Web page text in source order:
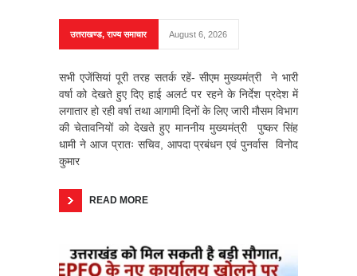
उत्तराखण्ड,राज्य समाचार August 6, 2026
सभी एजेंसियां पूरी तरह सतर्क रहें- सीएम मुख्यमंत्री ने भारी
वर्षा को देखते हुए दिए हाई अलर्ट पर रहने के निर्देश प्रदेश में
लगातार हो रही वर्षा तथा आगामी दिनों के लिए जारी मौसम विभाग
की चेतावनियों को देखते हुए माननीय मुख्यमंत्री पुष्कर सिंह
धामी ने आज प्रातः सचिव, आपदा प्रबंधन एवं पुनर्वास विनोद
कुमार
READ MORE